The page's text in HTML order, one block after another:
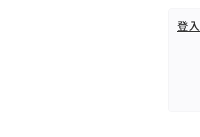
登入